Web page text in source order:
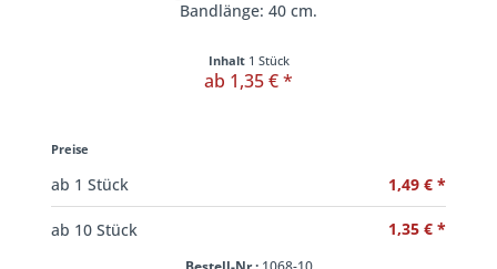
Bandlänge: 40 cm.
Inhalt 1 Stück
ab 1,35 € *
Preise
ab 1Stück 1,49 € *
ab 10Stück 1,35 € *